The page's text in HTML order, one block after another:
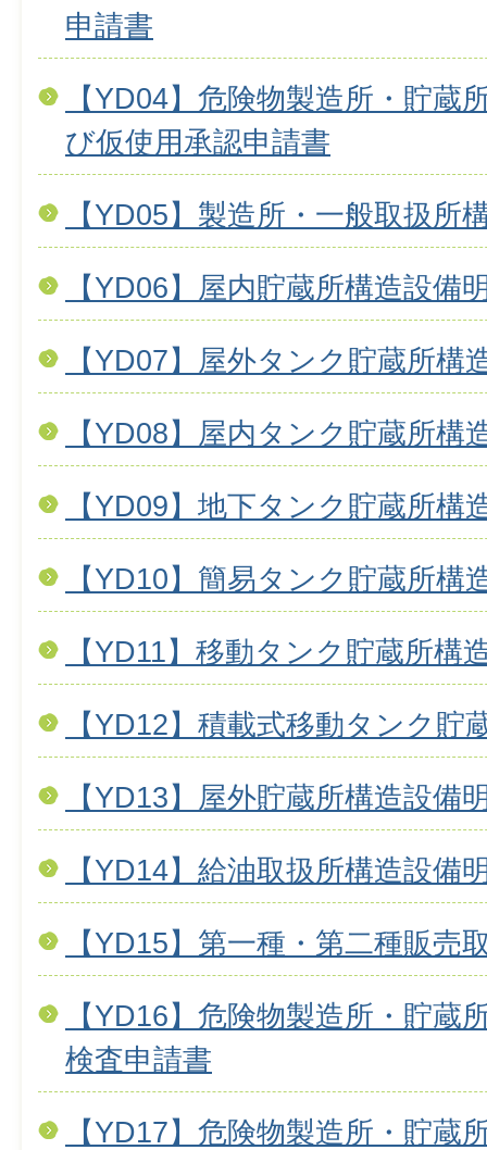
申請書
【YD04】危険物製造所・貯蔵
び仮使用承認申請書
【YD05】製造所・一般取扱所
【YD06】屋内貯蔵所構造設備
【YD07】屋外タンク貯蔵所構
【YD08】屋内タンク貯蔵所構
【YD09】地下タンク貯蔵所構
【YD10】簡易タンク貯蔵所構
【YD11】移動タンク貯蔵所構
【YD12】積載式移動タンク貯
【YD13】屋外貯蔵所構造設備
【YD14】給油取扱所構造設備
【YD15】第一種・第二種販売
【YD16】危険物製造所・貯蔵
検査申請書
【YD17】危険物製造所・貯蔵